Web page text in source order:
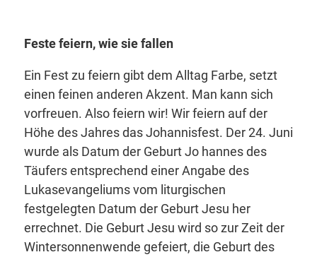
Feste feiern, wie sie fallen
Ein Fest zu feiern gibt dem Alltag Farbe, setzt
einen feinen anderen Akzent. Man kann sich
vorfreuen. Also feiern wir! Wir feiern auf der
Höhe des Jahres das Johannisfest. Der 24. Juni
wurde als Datum der Geburt Jo hannes des
Täufers entsprechend einer Angabe des
Lukasevangeliums vom liturgischen
festgelegten Datum der Geburt Jesu her
errechnet. Die Geburt Jesu wird so zur Zeit der
Wintersonnenwende gefeiert, die Geburt des